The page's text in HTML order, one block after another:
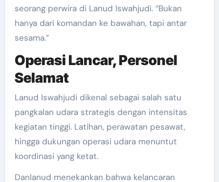
seorang perwira di Lanud Iswahjudi. “Bukan
hanya dari komandan ke bawahan, tapi antar
sesama.”
Operasi Lancar, Personel
Selamat
Lanud Iswahjudi dikenal sebagai salah satu
pangkalan udara strategis dengan intensitas
kegiatan tinggi. Latihan, perawatan pesawat,
hingga dukungan operasi udara menuntut
koordinasi yang ketat.
Danlanud menekankan bahwa kelancaran